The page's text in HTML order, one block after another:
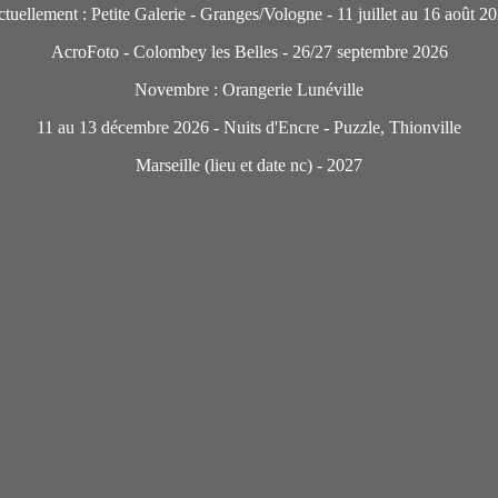
: Petite Galerie - Granges/Vologne - 11 juillet au 16 août
AcroFoto - Colombey les Belles - 26/27 septembre 2026
Novembre : Orangerie Lunéville
11 au 13 décembre 2026 - Nuits d'Encre - Puzzle, Thionville
Marseille (lieu et date nc) - 2027